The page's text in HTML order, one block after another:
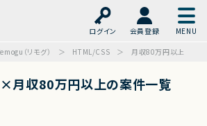
ログイン
会員登録
（リモグ）
HTML/CSS 月収80万円以上
月収80万円以上の案件一覧